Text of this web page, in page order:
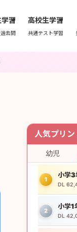
習
去問
高校生学習
共通テスト学習
人気プリ
幼児
1
DL
2
小学1
DL